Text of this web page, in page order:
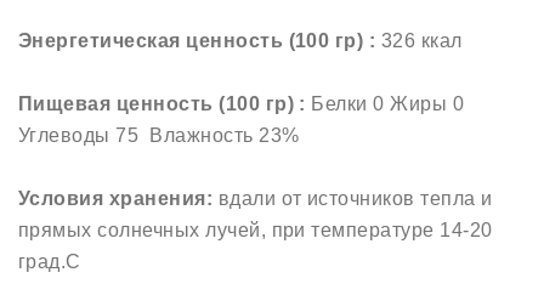
Энергетическая ценность (100 гр) : 326 ккал
Пищевая ценность (100 гр) : Белки 0 Жиры 0
Углеводы 75 Влажность 23%
Условия хранения: вдали от источников тепла и
прямых солнечных лучей, при температуре 14-20
град.С